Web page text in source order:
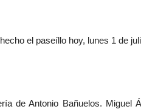
el paseíllo hoy, lunes 1 de
de Antonio Bañuelos. Miguel